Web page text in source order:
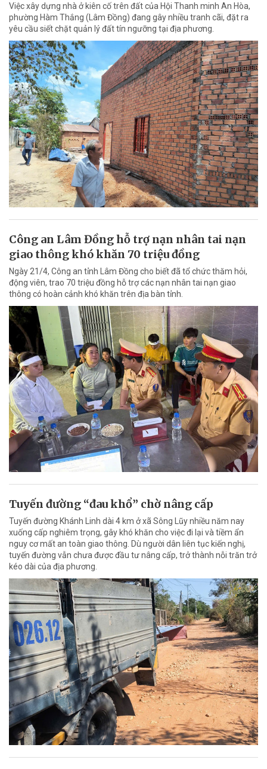
Việc xây dựng nhà ở kiên cố trên đất của Hội Thanh minh An Hòa,
phường Hàm Thắng (Lâm Đồng) đang gây nhiều tranh cãi, đặt ra
yêu cầu siết chặt quản lý đất tín ngưỡng tại địa phương.
Công an Lâm Đồng hỗ trợ nạn nhân tai nạn
giao thông khó khăn 70 triệu đồng
Ngày 21/4, Công an tỉnh Lâm Đồng cho biết đã tổ chức thăm hỏi,
động viên, trao 70 triệu đồng hỗ trợ các nạn nhân tai nạn giao
thông có hoàn cảnh khó khăn trên địa bàn tỉnh.
Tuyến đường “đau khổ” chờ nâng cấp
Tuyến đường Khánh Linh dài 4 km ở xã Sông Lũy nhiều năm nay
xuống cấp nghiêm trọng, gây khó khăn cho việc đi lại và tiềm ẩn
nguy cơ mất an toàn giao thông. Dù người dân liên tục kiến nghị,
tuyến đường vẫn chưa được đầu tư nâng cấp, trở thành nỗi trăn trở
kéo dài của địa phương.